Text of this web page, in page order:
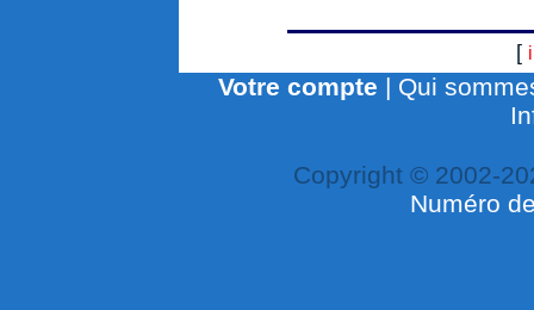
[
Votre compte | Qui
Copyright © 2002-
Numéro